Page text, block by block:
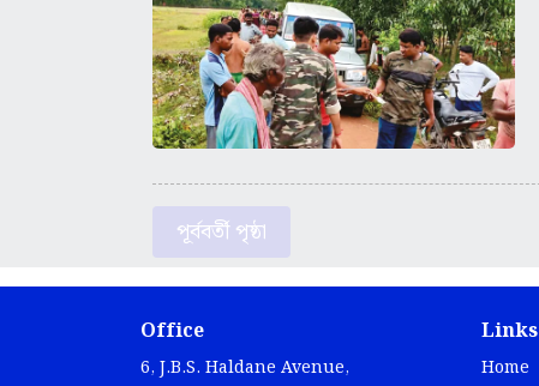
পূর্ববর্তী পৃষ্ঠা
Office
6, J.B.S. Haldane Avenue,
Links
Home